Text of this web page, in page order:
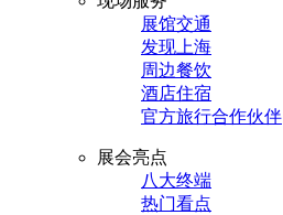
展馆交通
发现上海
周边餐饮
酒店住宿
官方旅行合作伙伴
展会亮点
八大终端
热门看点